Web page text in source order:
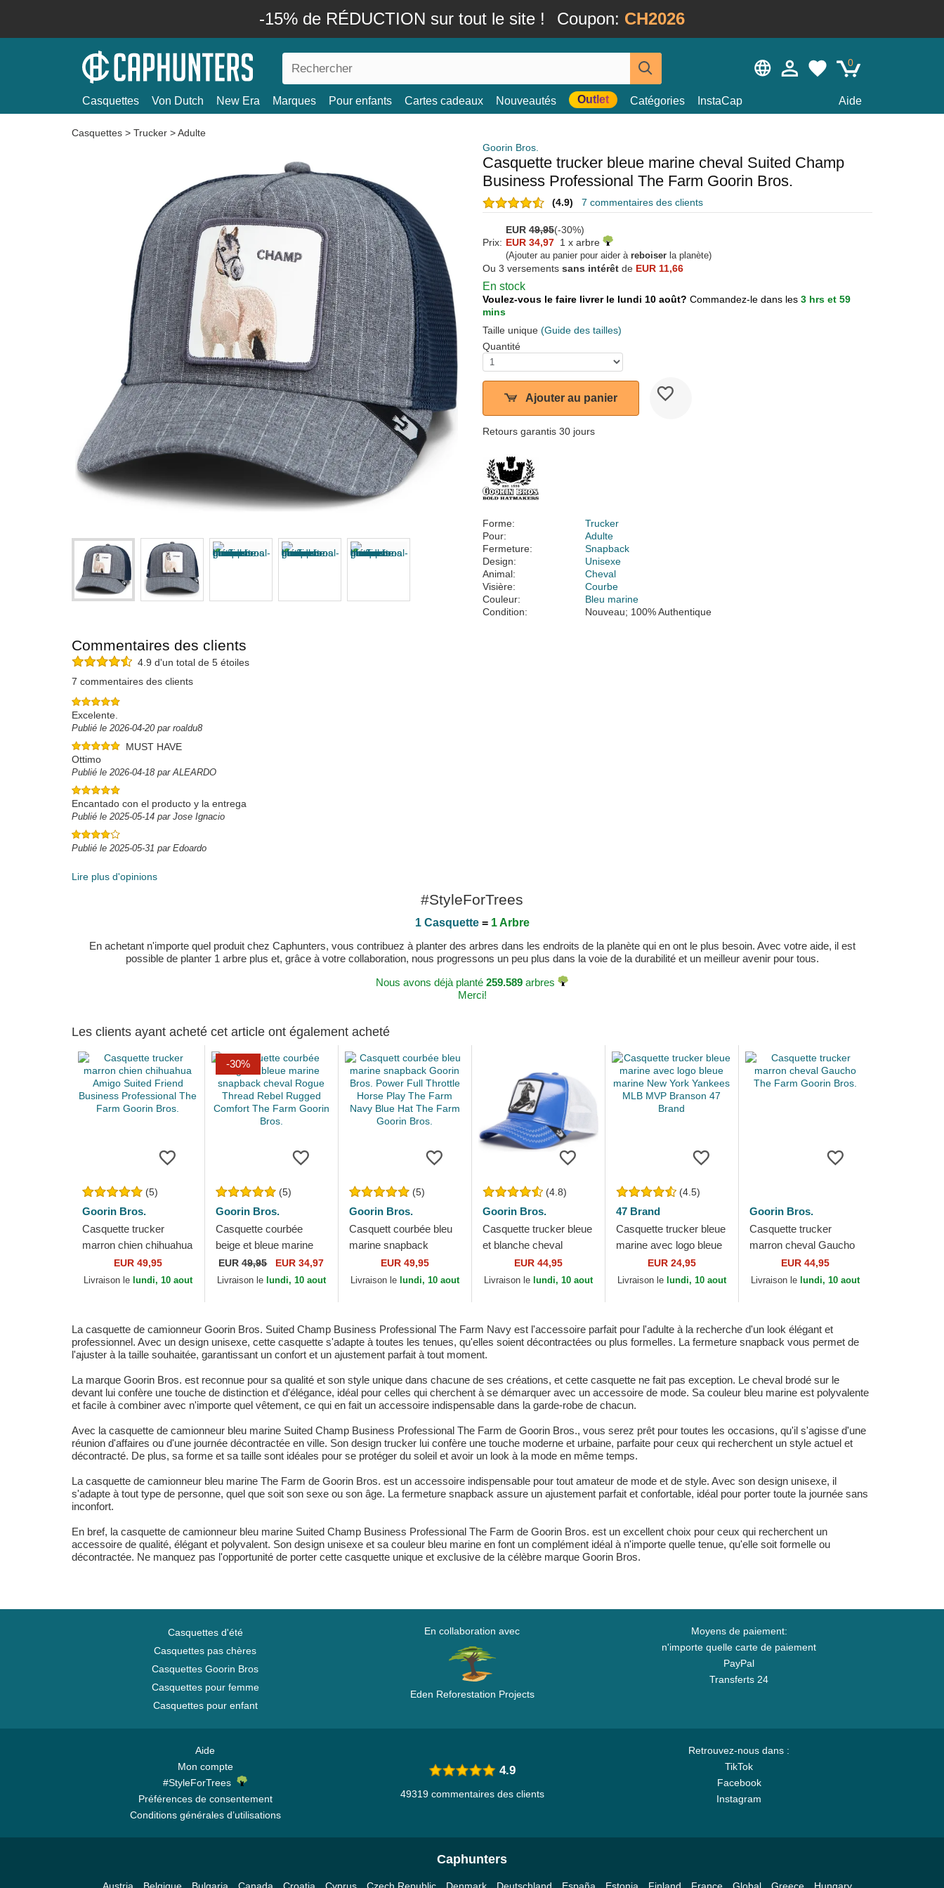
-15% de RÉDUCTION sur tout le site ! Coupon: CH2026
0
Casquettes Von Dutch New Era Marques Pour enfants Cartes cadeaux Nouveautés Outlet Catégories InstaCap Aide
Casquettes > Trucker >Adulte
Goorin Bros.
Casquette trucker bleue marine cheval Suited Champ
Business Professional The Farm Goorin Bros.
(4.9) 7 commentaires des clients
EUR 49,95(-30%)
Prix: EUR 34,97 1 x arbre
(Ajouter au panier pour aider à reboiser la planète)
Ou 3 versements sans intérêt de EUR 11,66
En stock
Voulez-vous le faire livrer le lundi 10 août? Commandez-le dans les 3 hrs et 59
mins
Taille unique (Guide des tailles)
Quantité
Ajouter au panier
Retours garantis 30 jours
Forme:
Trucker
Pour:
Adulte
Fermeture:
Snapback
Design:
Unisexe
Animal:
Cheval
Visière:
Courbe
Couleur:
Bleu marine
Condition:
Nouveau; 100% Authentique
Commentaires des clients
4.9 d'un total de 5 étoiles
7 commentaires des clients
Excelente.
Publié le 2026-04-20 par roaldu8
MUST HAVE
Ottimo
Publié le 2026-04-18 par ALEARDO
Encantado con el producto y la entrega
Publié le 2025-05-14 par Jose Ignacio
Publié le 2025-05-31 par Edoardo
Lire plus d'opinions
#StyleForTrees
1 Casquette= 1 Arbre
En achetant n'importe quel produit chez Caphunters, vous contribuez à planter des arbres dans les endroits de la planète qui en ont le plus besoin. Avec votre aide, il est
possible de planter 1 arbre plus et, grâce à votre collaboration, nous progressons un peu plus dans la voie de la durabilité et un meilleur avenir pour tous.
Nous avons déjà planté 259.589 arbres
Merci!
Les clients ayant acheté cet article ont également acheté
(5)
Goorin Bros.
Casquette trucker
marron chien chihuahua
Amigo Suited Friend
Business Professional
EUR 49,95
Livraison le lundi, 10 aout
-30%
(5)
Goorin Bros.
Casquette courbée
beige et bleue marine
snapback cheval Rogue
Thread Rebel Rugged
EUR49,95 EUR 34,97
Livraison le lundi, 10 aout
(5)
Goorin Bros.
Casquett courbée bleu
marine snapback
Goorin Bros. Power Full
Throttle Horse Play The
EUR 49,95
Livraison le lundi, 10 aout
(4.8)
Goorin Bros.
Casquette trucker bleue
et blanche cheval
Stallion Horsepower
Puff Patent The Farm
EUR 44,95
Livraison le lundi, 10 aout
(4.5)
47 Brand
Casquette trucker bleue
marine avec logo bleue
marine New York
Yankees MLB MVP
EUR 24,95
Livraison le lundi, 10 aout
Goorin Bros.
Casquette trucker
marron cheval Gaucho
The Farm Goorin Bros.
EUR 44,95
Livraison le lundi, 10 aout
La casquette de camionneur Goorin Bros. Suited Champ Business Professional The Farm Navy est l'accessoire parfait pour l'adulte à la recherche d'un look élégant et
professionnel. Avec un design unisexe, cette casquette s'adapte à toutes les tenues, qu'elles soient décontractées ou plus formelles. La fermeture snapback vous permet de
l'ajuster à la taille souhaitée, garantissant un confort et un ajustement parfait à tout moment.
La marque Goorin Bros. est reconnue pour sa qualité et son style unique dans chacune de ses créations, et cette casquette ne fait pas exception. Le cheval brodé sur le
devant lui confère une touche de distinction et d'élégance, idéal pour celles qui cherchent à se démarquer avec un accessoire de mode. Sa couleur bleu marine est polyvalente
et facile à combiner avec n'importe quel vêtement, ce qui en fait un accessoire indispensable dans la garde-robe de chacun.
Avec la casquette de camionneur bleu marine Suited Champ Business Professional The Farm de Goorin Bros., vous serez prêt pour toutes les occasions, qu'il s'agisse d'une
réunion d'affaires ou d'une journée décontractée en ville. Son design trucker lui confère une touche moderne et urbaine, parfaite pour ceux qui recherchent un style actuel et
décontracté. De plus, sa forme et sa taille sont idéales pour se protéger du soleil et avoir un look à la mode en même temps.
La casquette de camionneur bleu marine The Farm de Goorin Bros. est un accessoire indispensable pour tout amateur de mode et de style. Avec son design unisexe, il
s'adapte à tout type de personne, quel que soit son sexe ou son âge. La fermeture snapback assure un ajustement parfait et confortable, idéal pour porter toute la journée sans
inconfort.
En bref, la casquette de camionneur bleu marine Suited Champ Business Professional The Farm de Goorin Bros. est un excellent choix pour ceux qui recherchent un
accessoire de qualité, élégant et polyvalent. Son design unisexe et sa couleur bleu marine en font un complément idéal à n'importe quelle tenue, qu'elle soit formelle ou
décontractée. Ne manquez pas l'opportunité de porter cette casquette unique et exclusive de la célèbre marque Goorin Bros.
Casquettes d'été
Casquettes pas chères
Casquettes Goorin Bros
Casquettes pour femme
Casquettes pour enfant
En collaboration avec
Eden Reforestation Projects
Moyens de paiement:
n'importe quelle carte de paiement
PayPal
Transferts 24
Aide
Mon compte
#StyleForTrees
Préférences de consentement
Conditions générales d’utilisations
Retrouvez-nous dans :
TikTok
Facebook
Instagram
4.9
49319 commentaires des clients
Caphunters